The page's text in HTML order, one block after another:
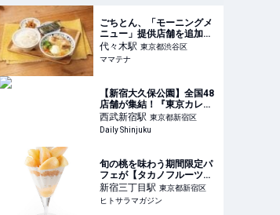
ごちとん、「モーニングメ
ニュー」提供店舗を追加
大阪で限定導入、東京都内
で初展開 | ママテナ
代々木駅 東京都渋谷区
ママテナ
【新宿大久保公園】全国48
店舗が集結！『東京カレー
万博2026』が9月11日より
開催！自分だけの“あいがけ
カレー”が楽しめる！
西武新宿駅 東京都新宿区
Daily Shinjuku
旬の桃を味わう期間限定パ
フェが【タカノフルーツパ
ーラー】に登場。「ふくし
まの桃フェア」を開催
│ ヒトサラマガジン
新宿三丁目駅 東京都新宿区
ヒトサラマガジン